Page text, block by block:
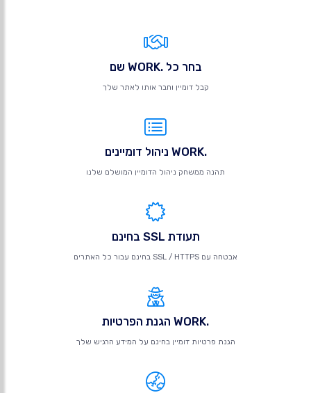
בחר כל .WORK שם
קבל דומיין וחבר אותו לאתר שלך
.WORK ניהול דומיינים
תהנה ממשחק ניהול הדומיין המושלם שלנו
תעודת SSL בחינם
אבטחה עם SSL / HTTPS בחינם עבור כל האתרים
.WORK הגנת הפרטיות
הגנת פרטיות דומיין בחינם על המידע הרגיש שלך